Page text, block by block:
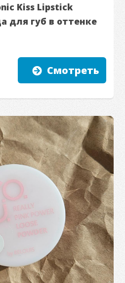
Kiss Lipstick
для губ в оттенке
Смотреть